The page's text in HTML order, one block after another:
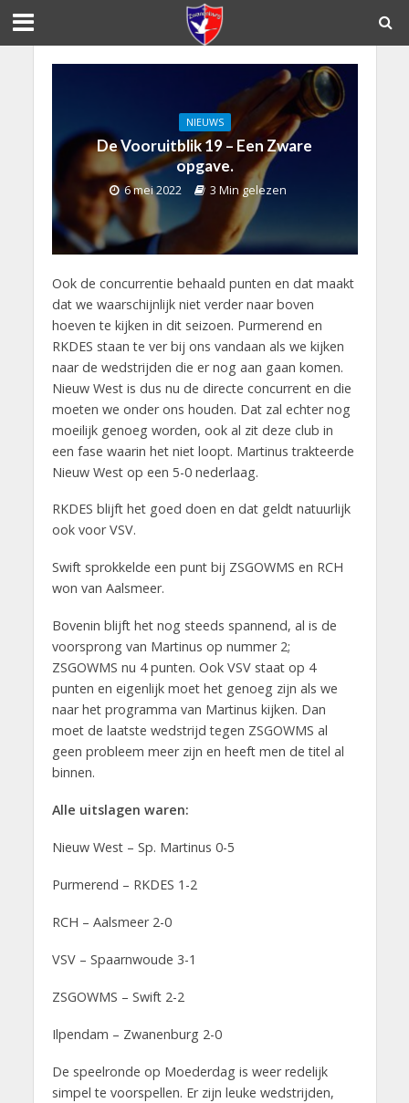
NIEUWS
De Vooruitblik 19 – Een Zware
opgave.
6 mei 2022 3 Min gelezen
Ook de concurrentie behaald punten en dat maakt
dat we waarschijnlijk niet verder naar boven
hoeven te kijken in dit seizoen. Purmerend en
RKDES staan te ver bij ons vandaan als we kijken
naar de wedstrijden die er nog aan gaan komen.
Nieuw West is dus nu de directe concurrent en die
moeten we onder ons houden. Dat zal echter nog
moeilijk genoeg worden, ook al zit deze club in
een fase waarin het niet loopt. Martinus trakteerde
Nieuw West op een 5-0 nederlaag.
RKDES blijft het goed doen en dat geldt natuurlijk
ook voor VSV.
Swift sprokkelde een punt bij ZSGOWMS en RCH
won van Aalsmeer.
Bovenin blijft het nog steeds spannend, al is de
voorsprong van Martinus op nummer 2;
ZSGOWMS nu 4 punten. Ook VSV staat op 4
punten en eigenlijk moet het genoeg zijn als we
naar het programma van Martinus kijken. Dan
moet de laatste wedstrijd tegen ZSGOWMS al
geen probleem meer zijn en heeft men de titel al
binnen.
Alle uitslagen waren:
Nieuw West – Sp. Martinus 0-5
Purmerend – RKDES 1-2
RCH – Aalsmeer 2-0
VSV – Spaarnwoude 3-1
ZSGOWMS – Swift 2-2
Ilpendam – Zwanenburg 2-0
De speelronde op Moederdag is weer redelijk
simpel te voorspellen. Er zijn leuke wedstrijden,